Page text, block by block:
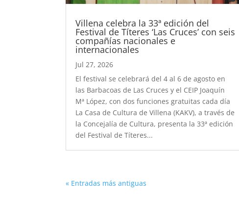
Villena celebra la 33ª edición del
Festival de Títeres ‘Las Cruces’ con seis
compañías nacionales e
internacionales
Jul 27, 2026
El festival se celebrará del 4 al 6 de agosto en
las Barbacoas de Las Cruces y el CEIP Joaquín
Mª López, con dos funciones gratuitas cada día
La Casa de Cultura de Villena (KAKV), a través de
la Concejalía de Cultura, presenta la 33ª edición
del Festival de Títeres...
« Entradas más antiguas